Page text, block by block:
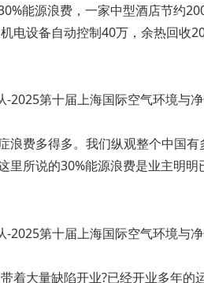
能源浪费，一家中型酒店节约
电设备自动控制40万，余热回
费多得多。我们纵观整个中国
里所说的30%能源浪费是业主明
着大量缺陷开业?已经开业多年的